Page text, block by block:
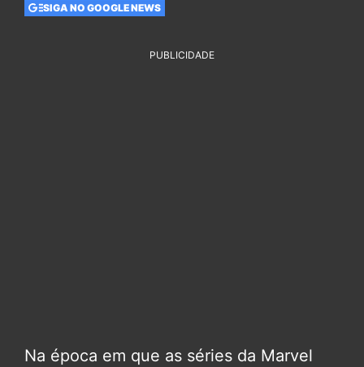
SIGA NO GOOGLE NEWS
PUBLICIDADE
Na época em que as séries da Marvel